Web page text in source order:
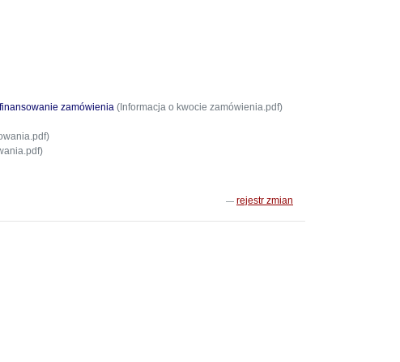
zamówienia (Informacja o kwocie zamówienia.pdf)
rejestr zmian